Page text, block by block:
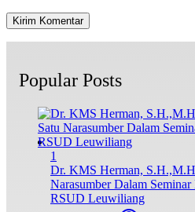
Popular Posts
1
Dr. KMS Herman,
Narasumber Dalam
RSUD Leuwiliang